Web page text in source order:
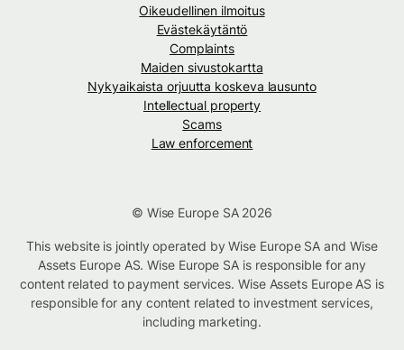
Oikeudellinen ilmoitus
Evästekäytäntö
Complaints
Maiden sivustokartta
Nykyaikaista orjuutta koskeva lausunto
Intellectual property
Scams
Law enforcement
© Wise Europe SA 2026
This website is jointly operated by Wise Europe SA and Wise
Assets Europe AS. Wise Europe SA is responsible for any
content related to payment services. Wise Assets Europe AS is
responsible for any content related to investment services,
including marketing.